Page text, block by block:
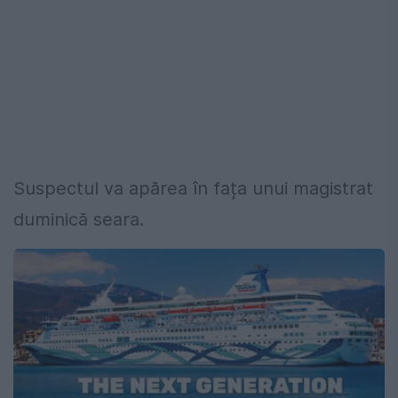
Suspectul va apărea în fața unui magistrat
duminică seara.